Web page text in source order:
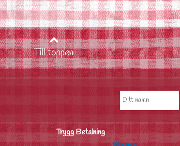
Till toppen
Trygg Betalning